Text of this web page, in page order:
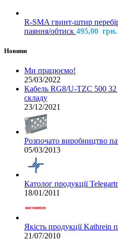
R-SMA гвинт-штир
паяння/обтиск 495,00 грн.
Новини
Ми працюємо!
25/03/2022
Кабель RG8/U-TZC 500 32
складу
23/12/2021
Розпочато виробництво
05/03/2013
Католог продукції
18/01/2011
Якість продукції
21/07/2010